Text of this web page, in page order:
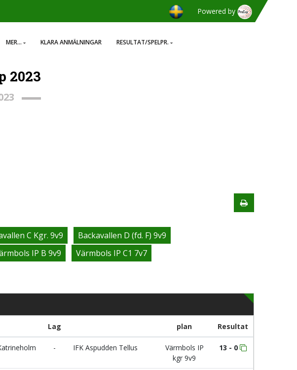
Powered by
MER... KLARA ANMÄLNINGAR RESULTAT/SPELPR.
2023
C Kgr. 9v9
Backavallen D (fd. F) 9v9
IP B 9v9
Värmbols IP C1 7v7
Lag plan Resultat
- IFK Aspudden Tellus
Värmbols IP
kgr 9v9
13 - 0